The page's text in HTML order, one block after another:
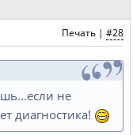
Печать | #28
не
диагностика!